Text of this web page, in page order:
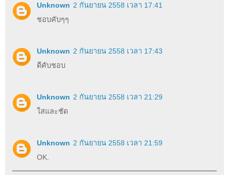
Unknown 2 กันยายน 2558 เวลา 17:41
ชอบคับๆๆ
Unknown 2 กันยายน 2558 เวลา 17:43
ดีคับชอบ
Unknown 2 กันยายน 2558 เวลา 21:29
ใสและชัด
Unknown 2 กันยายน 2558 เวลา 21:59
OK.